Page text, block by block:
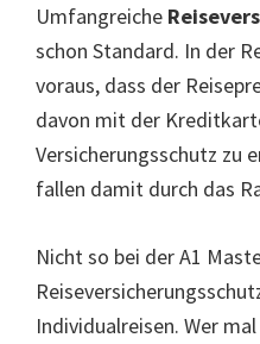
Umfangreiche
schon Standard. In der
voraus, dass der
davon mit der
Versicherungsschutz zu
fallen damit durch das
Nicht so bei der A1
Individualreisen. Wer